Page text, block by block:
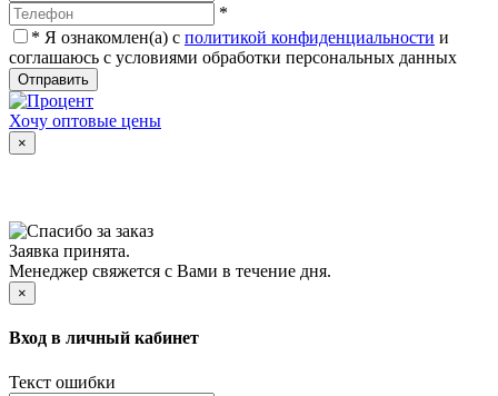
*
* Я ознакомлен(а) с политикой конфиденциальности и
соглашаюсь с условиями обработки персональных данных
Отправить
Хочу оптовые цены
×
Заявка принята.
Менеджер свяжется с Вами в течение дня.
×
Вход в личный кабинет
Текст ошибки